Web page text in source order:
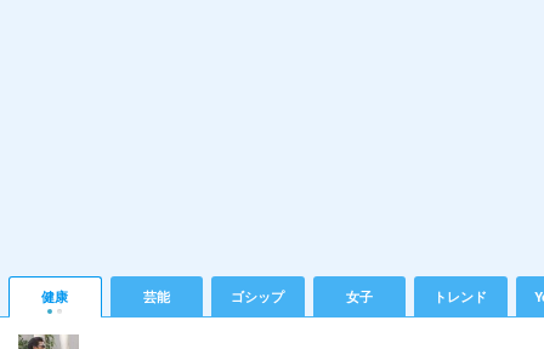
健康 芸能 ゴシップ 女子 トレンド